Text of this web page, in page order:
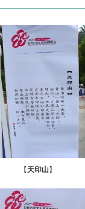
【 天印山】